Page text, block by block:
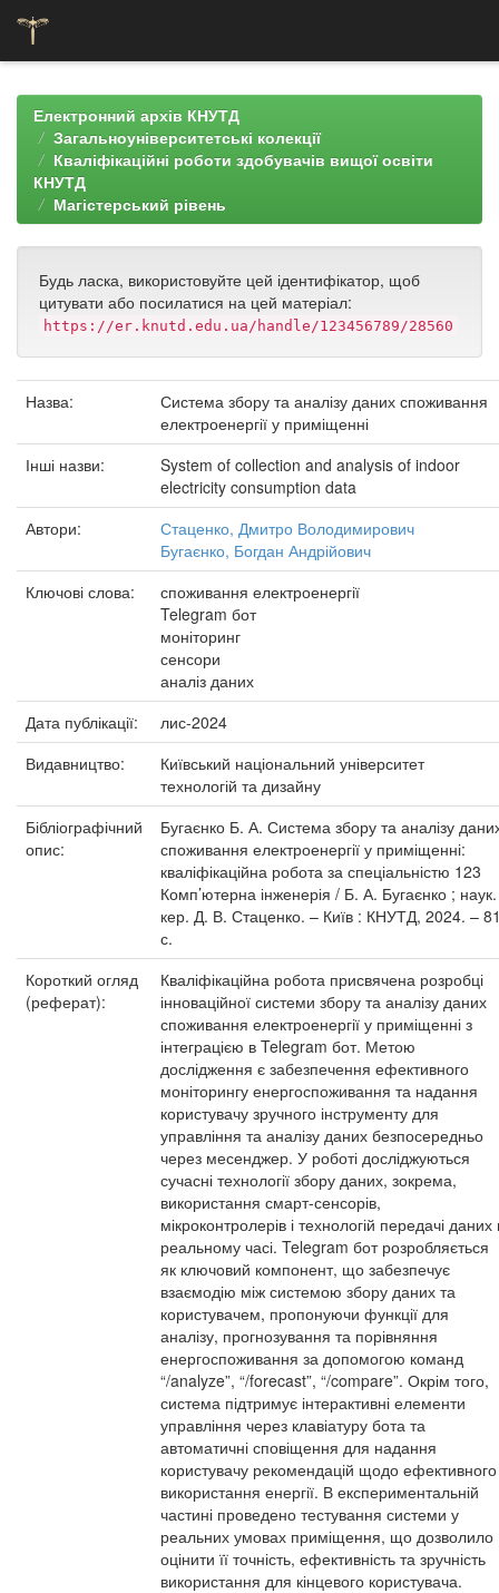
navigationЕлектронний архів КНУТД
Загальноуніверситетські колекції
Кваліфікаційні роботи здобувачів вищої освіти
КНУТД
Магістерський рівень
Будь ласка, використовуйте цей ідентифікатор, щоб
цитувати або посилатися на цей матеріал:
https://er.knutd.edu.ua/handle/123456789/28560
Назва:
Система збору та аналізу даних споживання
електроенергії у приміщенні
Інші назви:
System of collection and analysis of indoor
electricity consumption data
Автори:
Стаценко, Дмитро Володимирович
Бугаєнко, Богдан Андрійович
Ключові слова:
споживання електроенергії
Telegram бот
моніторинг
сенсори
аналіз даних
Дата публікації:
лис-2024
Видавництво:
Київський національний університет
технологій та дизайну
Бібліографічний
опис:
Бугаєнко Б. А. Система збору та аналізу
споживання електроенергії у приміщенні:
кваліфікаційна робота за спеціальністю 123
Комп’ютерна інженерія / Б. А. Бугаєнко ; наук.
кер. Д. В. Стаценко. – Київ : КНУТД, 2024. –
с.
Короткий огляд
(реферат):
Кваліфікаційна робота присвячена розробці
інноваційної системи збору та аналізу даних
споживання електроенергії у приміщенні з
інтеграцією в Telegram бот. Метою
дослідження є забезпечення ефективного
моніторингу енергоспоживання та надання
користувачу зручного інструменту для
управління та аналізу даних безпосередньо
через месенджер. У роботі досліджуються
сучасні технології збору даних, зокрема,
використання смарт-сенсорів,
мікроконтролерів і технологій передачі даних
реальному часі. Telegram бот розробляється
як ключовий компонент, що забезпечує
взаємодію між системою збору даних та
користувачем, пропонуючи функції для
аналізу, прогнозування та порівняння
енергоспоживання за допомогою команд
“/analyze”, “/forecast”, “/compare”. Окрім того,
система підтримує інтерактивні елементи
управління через клавіатуру бота та
автоматичні сповіщення для надання
користувачу рекомендацій щодо ефективного
використання енергії. В експериментальній
частині проведено тестування системи у
реальних умовах приміщення, що дозволило
оцінити її точність, ефективність та зручність
використання для кінцевого користувача.